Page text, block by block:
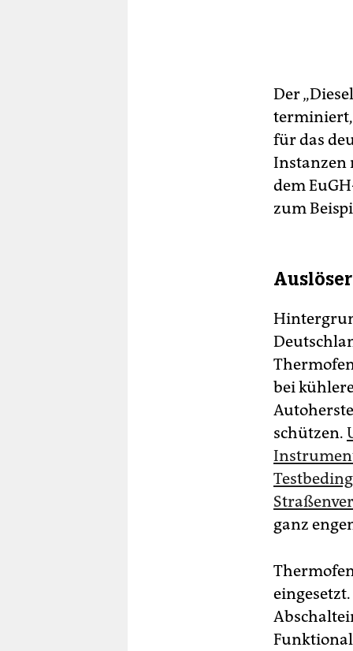
Der
terminiert,
für das
Instanzen
dem
zum
bei
schützen.
ganz